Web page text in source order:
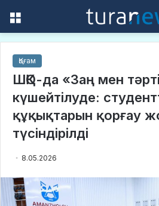
Қоғам
ШҚО-да «Заң мен
күшейтілуде:
құқықтарын қорғау
түсіндірілді
8.05.2026